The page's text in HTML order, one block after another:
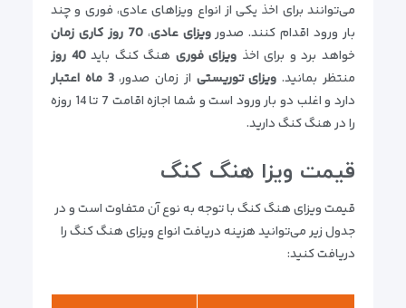
می‌توانند برای اخذ یکی از انواع ویزاهای عادی، فوری و چند
بار ورود اقدام کنند. صدورویزای عادی،70 روز کاری زمان
خواهد برد و برای اخذ ویزای فوری هنگ کنگ باید40 روز
منتظر بمانید. ویزای توریستی از زمان صدور،3 ماه اعتبار
دارد و اغلب دو بار ورود است و شما اجازه اقامت 7 تا 14 روزه
را در هنگ کنگ دارید.
قیمت ویزا هنگ کنگ
قیمت ویزای هنگ کنگ با توجه به نوع آن متفاوت است و در
جدول زیر می‌توانید هزینه دریافت انواع ویزای هنگ کنگ را
دریافت کنید: